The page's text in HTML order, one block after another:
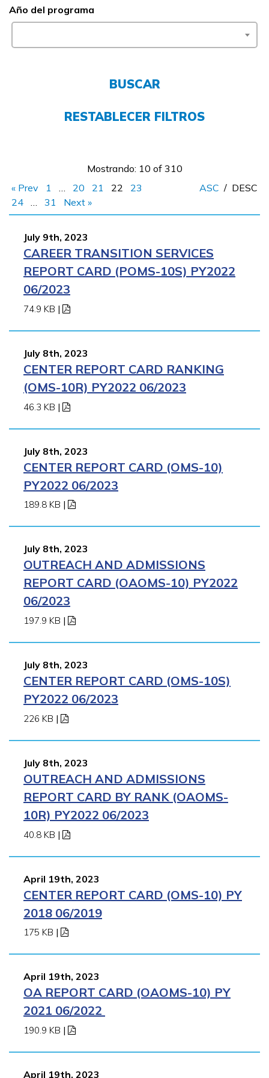
FAQs
Año del programa
BUSCAR
RESTABLECER FILTROS
Mostrando: 10 of 310
« Prev
1 … 20 21 22
23
24 … 31 Next »
ASC / DESC
July 9th, 2023
CAREER TRANSITION SERVICES
REPORT CARD (POMS-10S) PY2022
06/2023
74.9 KB |
July 8th, 2023
CENTER REPORT CARD RANKING
(OMS-10R) PY2022 06/2023
46.3 KB |
July 8th, 2023
CENTER REPORT CARD (OMS-10)
PY2022 06/2023
189.8 KB |
July 8th, 2023
OUTREACH AND ADMISSIONS
REPORT CARD (OAOMS-10) PY2022
06/2023
197.9 KB |
July 8th, 2023
CENTER REPORT CARD (OMS-10S)
PY2022 06/2023
226 KB |
July 8th, 2023
OUTREACH AND ADMISSIONS
REPORT CARD BY RANK (OAOMS-
10R) PY2022 06/2023
40.8 KB |
April 19th, 2023
CENTER REPORT CARD (OMS-10) PY
2018 06/2019
175 KB |
April 19th, 2023
OA REPORT CARD (OAOMS-10) PY
2021 06/2022
190.9 KB |
April 19th, 2023